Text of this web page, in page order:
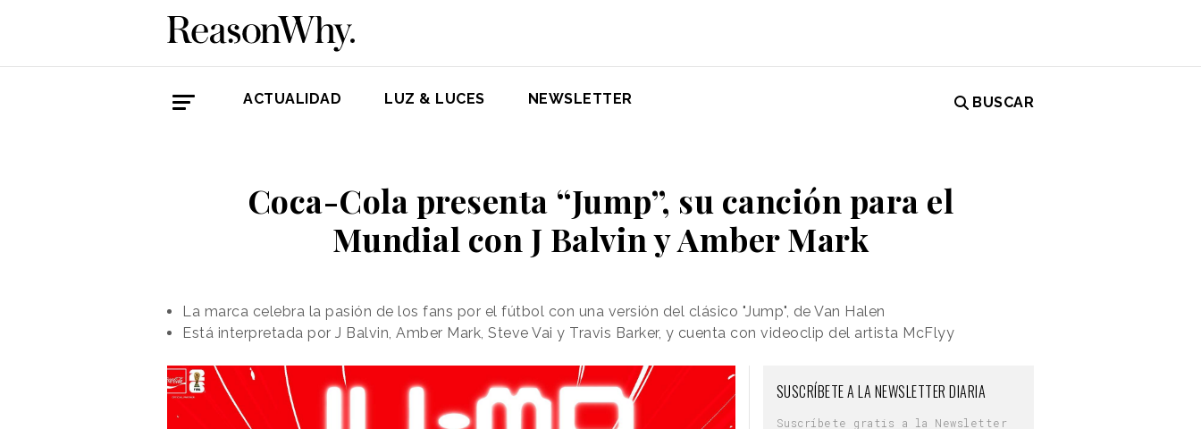
ACTUALIDAD LUZ & LUCES NEWSLETTER BUSCAR
Coca-Cola presenta “Jump”, su canción para el
Mundial con J Balvin y Amber Mark
La marca celebra la pasión de los fans por el fútbol con una versión del clásico "Jump", de Van Halen
Está interpretada por J Balvin, Amber Mark, Steve Vai y Travis Barker, y cuenta con videoclip del artista McFlyy
SUSCRÍBETE A LA NEWSLETTER DIARIA
Suscríbete gratis a la Newsletter